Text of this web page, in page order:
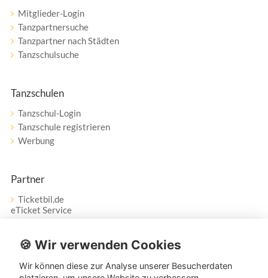
Mitglieder-Login
Tanzpartnersuche
Tanzpartner nach Städten
Tanzschulsuche
Tanzschulen
Tanzschul-Login
Tanzschule registrieren
Werbung
Partner
Ticketbil.de
eTicket Service
Vertrag widerrufen
🍪 Wir verwenden Cookies
Wir können diese zur Analyse unserer Besucherdaten